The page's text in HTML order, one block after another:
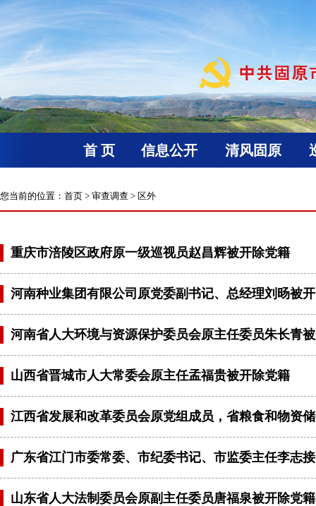
首 页 信息公开 清风固原
您当前的位置： 首页 > 审查调查 > 区外
重庆市涪陵区政府原一级巡视员赵昌辉被开除党籍
河南种业集团有限公司原党委副书记、总经理刘旸被
河南省人大环境与资源保护委员会原主任委员朱长青
山西省晋城市人大常委会原主任孟福贵被开除党籍
江西省发展和改革委员会原党组成员，省粮食和物资
广东省江门市委常委、市纪委书记、市监委主任李志
山东省人大法制委员会原副主任委员唐福泉被开除党